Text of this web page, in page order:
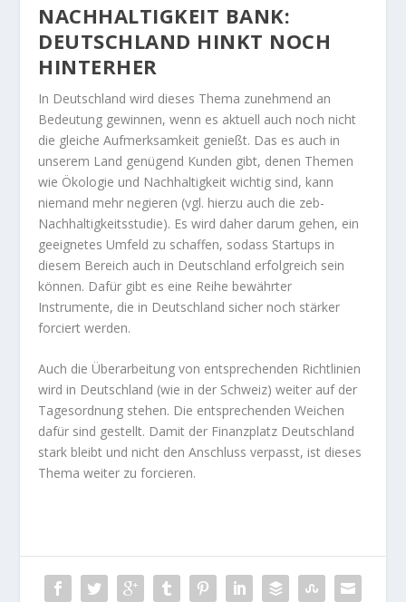
NACHHALTIGKEIT BANK:
DEUTSCHLAND HINKT NOCH
HINTERHER
In Deutschland wird dieses Thema zunehmend an
Bedeutung gewinnen, wenn es aktuell auch noch nicht
die gleiche Aufmerksamkeit genießt. Das es auch in
unserem Land genügend Kunden gibt, denen Themen
wie Ökologie und Nachhaltigkeit wichtig sind, kann
niemand mehr negieren (vgl. hierzu auch die zeb-
Nachhaltigkeitsstudie). Es wird daher darum gehen, ein
geeignetes Umfeld zu schaffen, sodass Startups in
diesem Bereich auch in Deutschland erfolgreich sein
können. Dafür gibt es eine Reihe bewährter
Instrumente, die in Deutschland sicher noch stärker
forciert werden.
Auch die Überarbeitung von entsprechenden Richtlinien
wird in Deutschland (wie in der Schweiz) weiter auf der
Tagesordnung stehen. Die entsprechenden Weichen
dafür sind gestellt. Damit der Finanzplatz Deutschland
stark bleibt und nicht den Anschluss verpasst, ist dieses
Thema weiter zu forcieren.